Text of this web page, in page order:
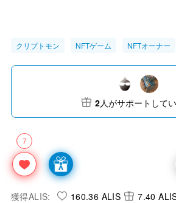
クリプトモン NFTゲーム NFTオーナー
7
2人がサポートして
獲得ALIS: 160.36 ALIS 7.40